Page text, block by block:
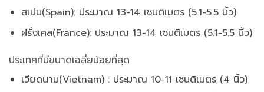
สเปน(Spain): ประมาณ 13-14 เซนติเมตร (5.1-5.5 นิ้ว)
ฝรั่งเศส(France): ประมาณ 13-14 เซนติเมตร (5.1-5.5 นิ้ว)
ประเทศที่มีขนาดเฉลี่ยน้อยที่สุด
เวียดนาม(Vietnam) : ประมาณ 10-11 เซนติเมตร (4 นิ้ว)